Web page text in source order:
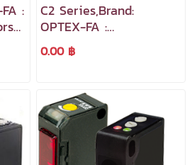
:
C2 Series,Brand:
OPTEX-FA :
Photoelectric sensor
สวิตช์ตรวจจับด้วยลำแสง
0.00 ฿